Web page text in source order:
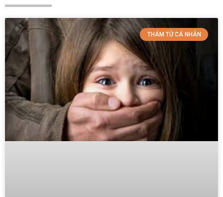
THÁM TỬ CÁ NHÂN